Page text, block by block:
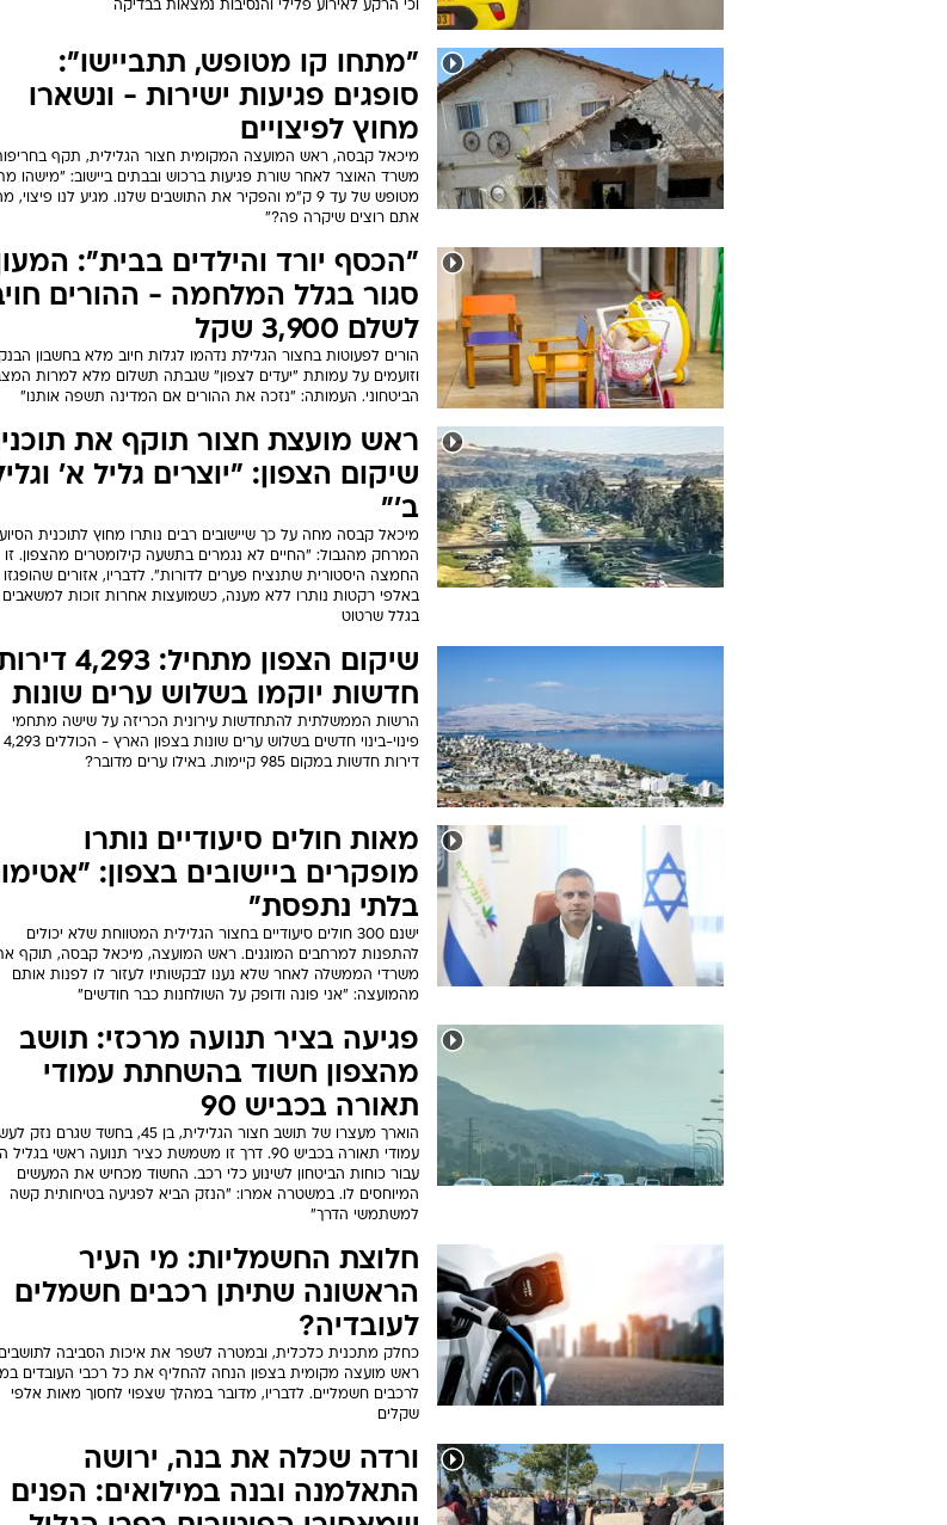
וכי הרקע לאירוע פלילי והנסיבות נמצאות בבדיקה
"מתחו קו מטופש, תתביישו":
סופגים פגיעות ישירות - ונשארו
מחוץ לפיצויים
מיכאל קבסה, ראש המועצה המקומית חצור הגלילית, תקף
משרד האוצר לאחר שורת פגיעות ברכוש ובבתים ביישוב: "מישהו
מטופש של עד 9 ק"מ והפקיר את התושבים שלנו. מגיע לנו פיצוי,
אתם רוצים שיקרה פה?"
"הכסף יורד והילדים בבית": המעון
סגור בגלל המלחמה - ההורים
לשלם 3,900 שקל
הורים לפעוטות בחצור הגלילת נדהמו לגלות חיוב מלא בחשבון
וזועמים על עמותת "יעדים לצפון" שגבתה תשלום מלא למרות
הביטחוני. העמותה: "נזכה את ההורים אם המדינה תשפה אותנו"
ראש מועצת חצור תוקף את
שיקום הצפון: "יוצרים גליל א'
ב'"
מיכאל קבסה מחה על כך שיישובים רבים נותרו מחוץ לתוכנית
המרחק מהגבול: "החיים לא נגמרים בתשעה קילומטרים מהצפון. זו
החמצה היסטורית שתנציח פערים לדורות". לדבריו, אזורים שהופגזו
באלפי רקטות נותרו ללא מענה, כשמועצות אחרות זוכות
בגלל שרטוט
שיקום הצפון מתחיל: 4,293
חדשות יוקמו בשלוש ערים שונות
הרשות הממשלתית להתחדשות עירונית הכריזה על שישה מתחמי
פינוי-בינוי חדשים בשלוש ערים שונות בצפון הארץ - הכוללים 4,293
דירות חדשות במקום 985 קיימות. באילו ערים מדובר?
מאות חולים סיעודיים נותרו
מופקרים ביישובים בצפון:
בלתי נתפסת"
ישנם 300 חולים סיעודיים בחצור הגלילית המטווחת שלא יכולים
להתפנות למרחבים המוגנים. ראש המועצה, מיכאל קבסה, תוקף
משרדי הממשלה לאחר שלא נענו לבקשותיו לעזור לו לפנות אותם
מהמועצה: "אני פונה ודופק על השולחנות כבר חודשים"
פגיעה בציר תנועה מרכזי: תושב
מהצפון חשוד בהשחתת עמודי
תאורה בכביש 90
הוארך מעצרו של תושב חצור הגלילית, בן 45, בחשד שגרם
עמודי תאורה בכביש 90. דרך זו משמשת כציר תנועה ראשי בגליל
עבור כוחות הביטחון לשינוע כלי רכב. החשוד מכחיש את המעשים
המיוחסים לו. במשטרה אמרו: "הנזק הביא לפגיעה בטיחותית קשה
למשתמשי הדרך"
חלוצת החשמליות: מי העיר
הראשונה שתיתן רכבים חשמלים
לעובדיה?
כחלק מתכנית כלכלית, ובמטרה לשפר את איכות הסביבה
ראש מועצה מקומית בצפון הנחה להחליף את כל רכבי העובדים
לרכבים חשמליים. לדבריו, מדובר במהלך שצפוי לחסוך מאות אלפי
שקלים
ורדה שכלה את בנה, ירושה
התאלמנה ובנה במילואים: הפנים